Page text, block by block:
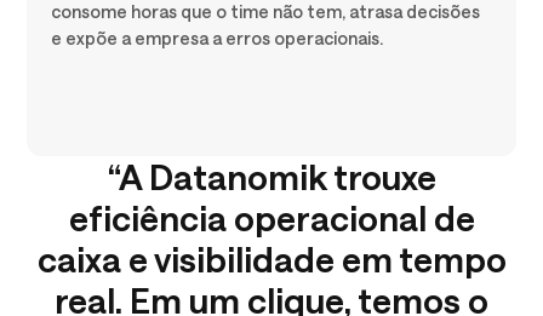
consome horas que o time não tem, atrasa decisões
e expõe a empresa a erros operacionais.
“A Datanomik trouxe
eficiência operacional de
caixa e visibilidade em tempo
real. Em um clique, temos o